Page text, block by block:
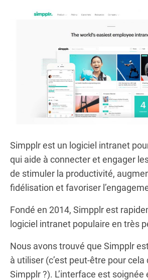
Simpplr est un logiciel intranet
qui aide à connecter et engager
de stimuler la productivité,
fidélisation et favoriser
Fondé en 2014, Simpplr est
logiciel intranet populaire en très
Nous avons trouvé que Simpplr
à utiliser (c’est peut-être pour cela
Simpplr ?). L’interface est soignée